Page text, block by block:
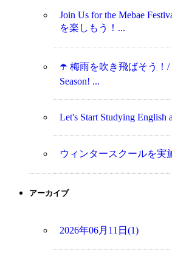
Join Us for the Mebae
を楽しもう！...
☂️ 梅雨を吹き飛ばそう！/
Season! ...
Let's Start Studying English
ウィンタースクールを実
アーカイブ
2026年06月11日(1)